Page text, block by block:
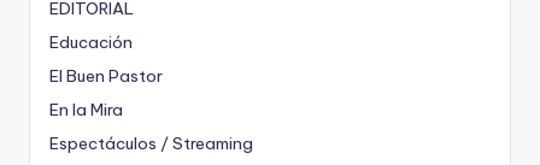
EDITORIAL
Educación
El Buen Pastor
En la Mira
Espectáculos / Streaming